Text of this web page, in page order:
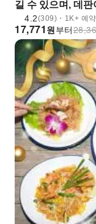
길 수 있으며, 데
4.2(309)・1K+ 예약
원
17,771 부터